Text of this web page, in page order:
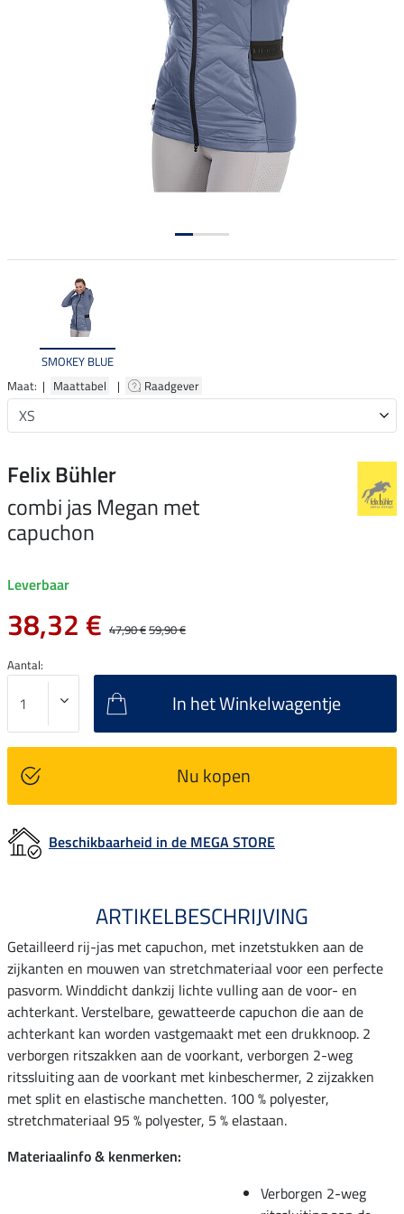
SMOKEY BLUE
Maat: | Maattabel | Raadgever
Felix Bühler
combi jas Megan met
capuchon
Leverbaar
38,32 € 47,90 €59,90 €
Aantal:
In het Winkelwagentje
Nu kopen
Beschikbaarheid in de MEGA STORE
ARTIKELBESCHRIJVING
Getailleerd rij-jas met capuchon, met inzetstukken aan de
zijkanten en mouwen van stretchmateriaal voor een perfecte
pasvorm. Winddicht dankzij lichte vulling aan de voor- en
achterkant. Verstelbare, gewatteerde capuchon die aan de
achterkant kan worden vastgemaakt met een drukknoop. 2
verborgen ritszakken aan de voorkant, verborgen 2-weg
ritssluiting aan de voorkant met kinbeschermer, 2 zijzakken
met split en elastische manchetten. 100 % polyester,
stretchmateriaal 95 % polyester, 5 % elastaan.
Materiaalinfo & kenmerken:
Verborgen 2-weg